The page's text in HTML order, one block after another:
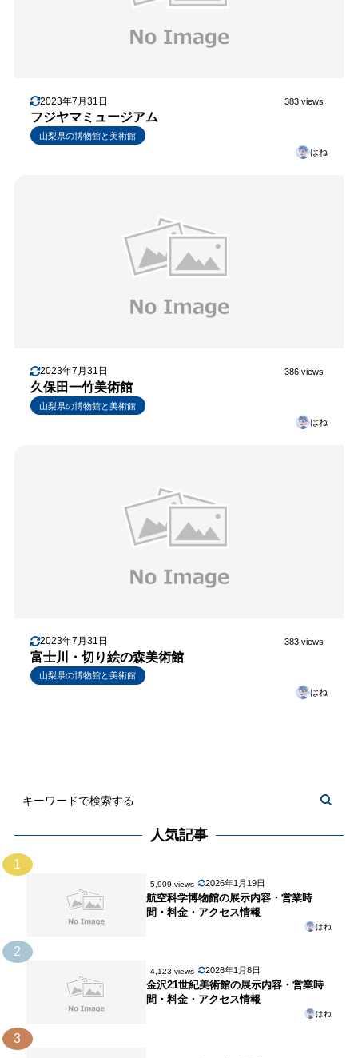
2023年7月31日 383 views
フジヤマミュージアム
山梨県の博物館と美術館
はね
2023年7月31日 386 views
久保田一竹美術館
山梨県の博物館と美術館
はね
2023年7月31日 383 views
富士川・切り絵の森美術館
山梨県の博物館と美術館
はね
人気記事
1
5,909 views 2026年1月19日
航空科学博物館の展示内容・営業時
間・料金・アクセス情報
はね
2
4,123 views 2026年1月8日
金沢21世紀美術館の展示内容・営業時
間・料金・アクセス情報
はね
3